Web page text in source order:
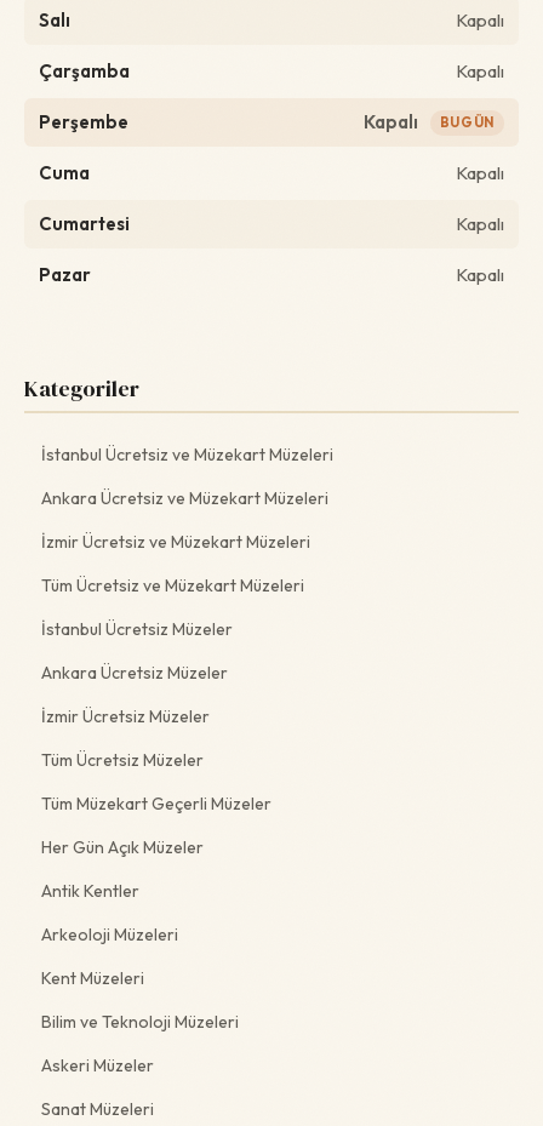
Salı Kapalı
Çarşamba Kapalı
Perşembe Kapalı BUGÜN
Cuma Kapalı
Cumartesi Kapalı
Pazar Kapalı
Kategoriler
İstanbul Ücretsiz ve Müzekart Müzeleri
Ankara Ücretsiz ve Müzekart Müzeleri
İzmir Ücretsiz ve Müzekart Müzeleri
Tüm Ücretsiz ve Müzekart Müzeleri
İstanbul Ücretsiz Müzeler
Ankara Ücretsiz Müzeler
İzmir Ücretsiz Müzeler
Tüm Ücretsiz Müzeler
Tüm Müzekart Geçerli Müzeler
Her Gün Açık Müzeler
Antik Kentler
Arkeoloji Müzeleri
Kent Müzeleri
Bilim ve Teknoloji Müzeleri
Askeri Müzeler
Sanat Müzeleri